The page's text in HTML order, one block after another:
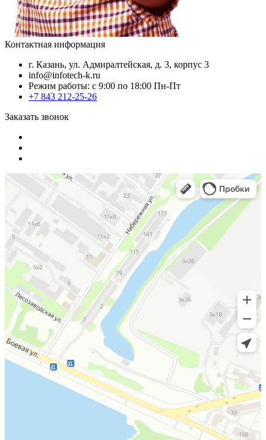
Контактная информация
г. Казань, ул. Адмиралтейская, д. 3, корпус 3
info@infotech-k.ru
Режим работы: с 9:00 по 18:00 Пн-Пт
+7 843 212-25-26
Заказать звонок